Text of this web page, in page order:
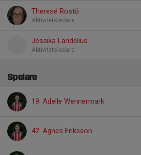
Theresé Rostö
Aktivitetsledare
Jessika Landelius
Aktivitetsledare
Spelare
19. Adelle Wennermark
42. Agnes Eriksson